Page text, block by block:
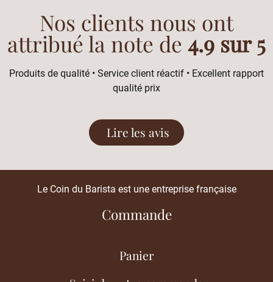
Nos clients nous ont
attribué la note de 4.9 sur 5
Produits de qualité • Service client réactif • Excellent rapport
qualité prix
Lire les avis
Le Coin du Barista est une entreprise française
Commande
Panier